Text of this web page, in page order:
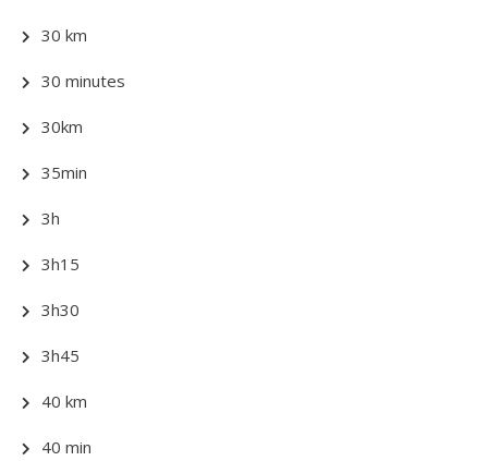
30 km
30 minutes
30km
35min
3h
3h15
3h30
3h45
40 km
40 min